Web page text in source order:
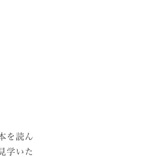
を読ん
学いた